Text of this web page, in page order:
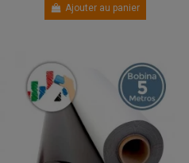
Ajouter au panier